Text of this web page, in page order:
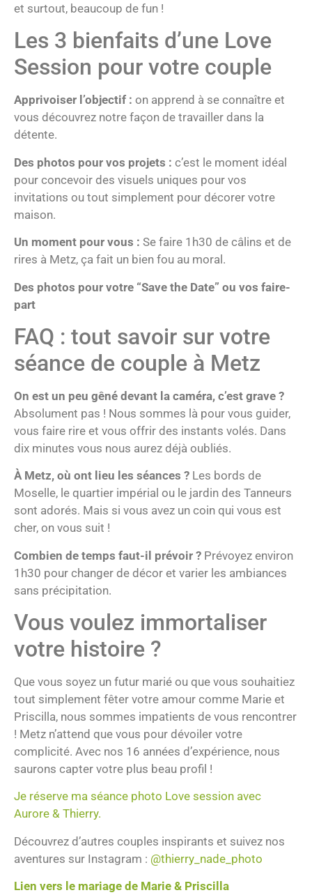
et surtout, beaucoup de fun !
Les 3 bienfaits d’une Love
Session pour votre couple
Apprivoiser l’objectif : on apprend à se connaître et
vous découvrez notre façon de travailler dans la
détente.
Des photos pour vos projets : c’est le moment idéal
pour concevoir des visuels uniques pour vos
invitations ou tout simplement pour décorer votre
maison.
Un moment pour vous : Se faire 1h30 de câlins et de
rires à Metz, ça fait un bien fou au moral.
Des photos pour votre “Save the Date” ou vos faire-
part
FAQ : tout savoir sur votre
séance de couple à Metz
On est un peu gêné devant la caméra, c’est grave ?
Absolument pas ! Nous sommes là pour vous guider,
vous faire rire et vous offrir des instants volés. Dans
dix minutes vous nous aurez déjà oubliés.
À Metz, où ont lieu les séances ? Les bords de
Moselle, le quartier impérial ou le jardin des Tanneurs
sont adorés. Mais si vous avez un coin qui vous est
cher, on vous suit !
Combien de temps faut-il prévoir ? Prévoyez environ
1h30 pour changer de décor et varier les ambiances
sans précipitation.
Vous voulez immortaliser
votre histoire ?
Que vous soyez un futur marié ou que vous souhaitiez
tout simplement fêter votre amour comme Marie et
Priscilla, nous sommes impatients de vous rencontrer
! Metz n’attend que vous pour dévoiler votre
complicité. Avec nos 16 années d’expérience, nous
saurons capter votre plus beau profil !
Je réserve ma séance photo Love session avec
Aurore & Thierry.
Découvrez d’autres couples inspirants et suivez nos
aventures sur Instagram : @thierry_nade_photo
Lien vers le mariage de Marie & Priscilla